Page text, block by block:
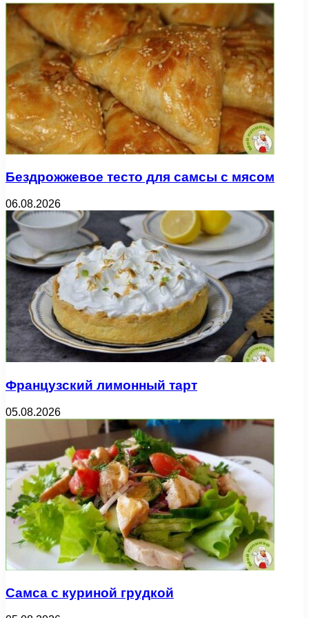
Бездрожжевое тесто для самсы с мясом
06.08.2026
Французский лимонный тарт
05.08.2026
Самса с куриной грудкой